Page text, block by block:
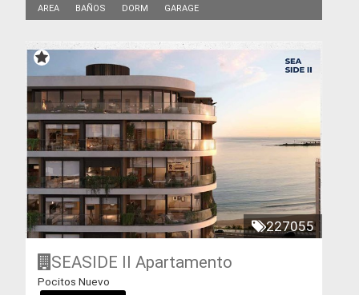
AREA BAÑOS DORM GARAGE
227055
SEASIDE II Apartamento
Pocitos Nuevo